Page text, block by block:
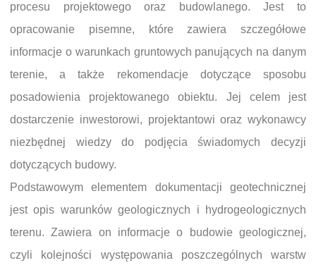
procesu projektowego oraz budowlanego. Jest to
opracowanie pisemne, które zawiera szczegółowe
informacje o warunkach gruntowych panujących na danym
terenie, a także rekomendacje dotyczące sposobu
posadowienia projektowanego obiektu. Jej celem jest
dostarczenie inwestorowi, projektantowi oraz wykonawcy
niezbędnej wiedzy do podjęcia świadomych decyzji
dotyczących budowy.
Podstawowym elementem dokumentacji geotechnicznej
jest opis warunków geologicznych i hydrogeologicznych
terenu. Zawiera on informacje o budowie geologicznej,
czyli kolejności występowania poszczególnych warstw